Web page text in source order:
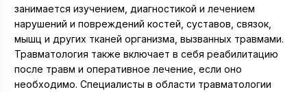
занимается изучением, диагностикой и лечением
нарушений и повреждений костей, суставов, связок,
мышц и других тканей организма, вызванных травмами.
Травматология также включает в себя реабилитацию
после травм и оперативное лечение, если оно
необходимо. Специалисты в области травматологии